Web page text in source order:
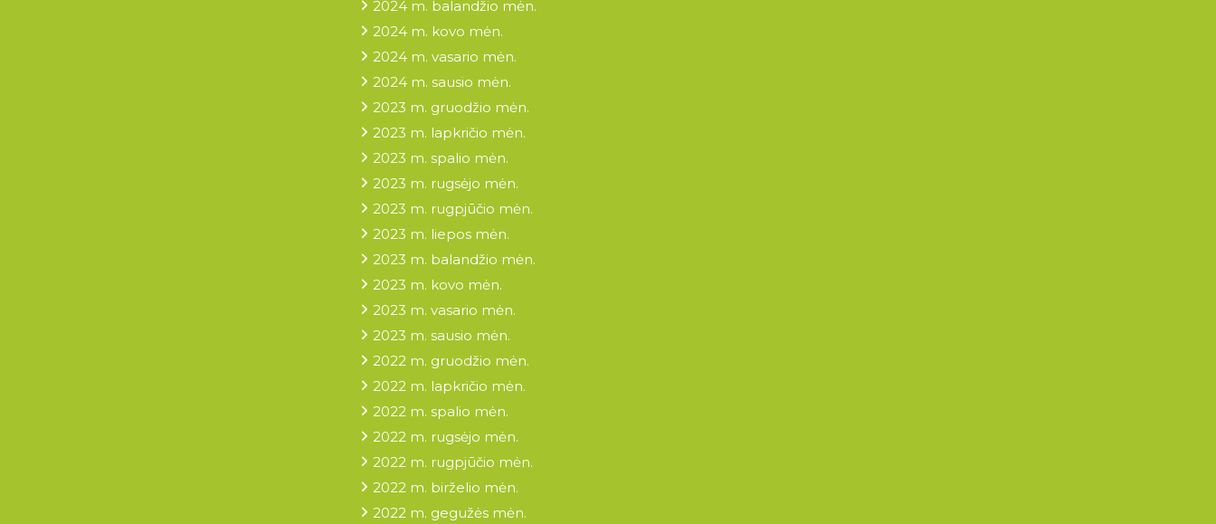
2024 m. balandžio mėn.
2024 m. kovo mėn.
2024 m. vasario mėn.
2024 m. sausio mėn.
2023 m. gruodžio mėn.
2023 m. lapkričio mėn.
2023 m. spalio mėn.
2023 m. rugsėjo mėn.
2023 m. rugpjūčio mėn.
2023 m. liepos mėn.
2023 m. balandžio mėn.
2023 m. kovo mėn.
2023 m. vasario mėn.
2023 m. sausio mėn.
2022 m. gruodžio mėn.
2022 m. lapkričio mėn.
2022 m. spalio mėn.
2022 m. rugsėjo mėn.
2022 m. rugpjūčio mėn.
2022 m. birželio mėn.
2022 m. gegužės mėn.